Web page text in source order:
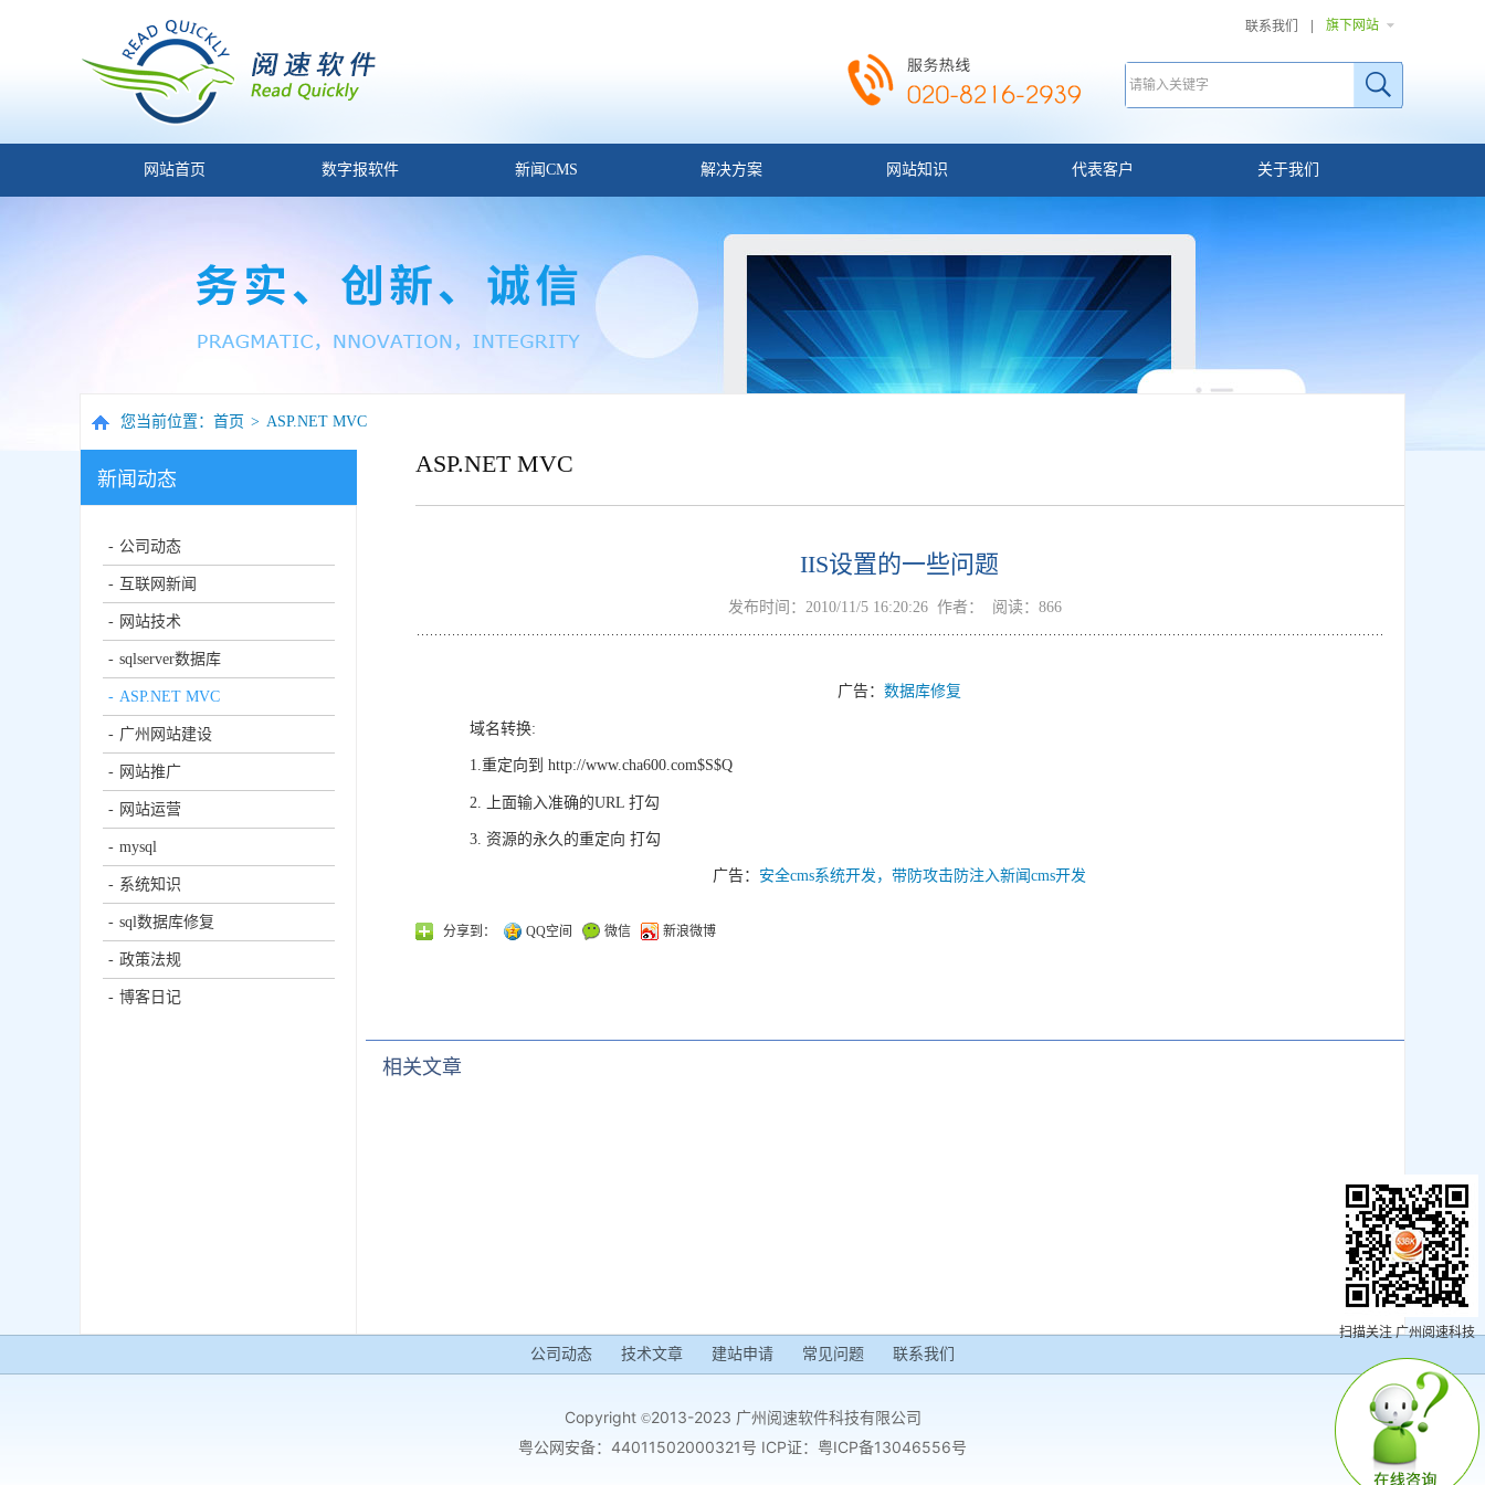
联系我们 旗下网站
网站首页 数字报软件 新闻CMS 解决方案 网站知识 代表客户 关于我们
您当前位置： 首页 > ASP.NET MVC
新闻动态
公司动态
互联网新闻
网站技术
sqlserver数据库
ASP.NET MVC
广州网站建设
网站推广
网站运营
mysql
系统知识
sql数据库修复
政策法规
博客日记
ASP.NET MVC
IIS设置的一些问题
发布时间：2010/11/5 16:20:26 作者： 阅读：866
广告： 数据库修复
域名转换:
1.重定向到 http://www.cha600.com$S$Q
2. 上面输入准确的URL 打勾
3. 资源的永久的重定向 打勾
广告： 安全cms系统开发，带防攻击防注入新闻cms开发
分享到： QQ空间 微信 新浪微博
相关文章
公司动态 技术文章 建站申请 常见问题 联系我们
Copyright ©2013-2023 广州阅速软件科技有限公司
粤公网安备：44011502000321号 ICP证： 粤ICP备13046556号
扫描关注 广州阅速科技